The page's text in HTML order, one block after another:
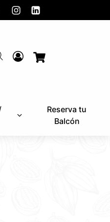
Reserva tu
Balcón